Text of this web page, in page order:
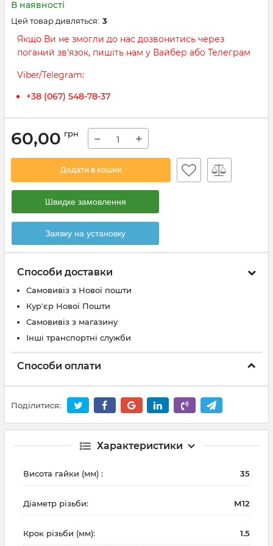
В наявності
Цей товар дивляться: 3
Якщо Ви не змогли до нас дозвонитись через
поганий зв‘язок, пишіть нам у Вайбер або Телеграм
Viber/Telegram:
+38 (067) 548-78-37
60,00 грн − +
Додати в кошик
Швидке замовлення
Заявку на установку
Способи доставки
Самовивіз з Нової пошти
Кур'єр Нової Пошти
Самовивіз з магазину
Інші транспортні служби
Способи оплати
Поділитися:
Характеристики
Висота гайки (мм) : 35
Діаметр різьби: М12
Крок різьби (мм): 1.5